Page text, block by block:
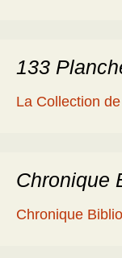
133
La Collection
Chronique
Chronique